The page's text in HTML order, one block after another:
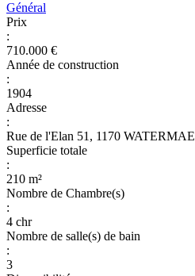
Général
Prix
:
710.000 €
Année de construction
:
1904
Adresse
:
Rue de l'Elan 51, 1170
Superficie totale
:
210 m²
Nombre de Chambre(s)
:
4 chr
Nombre de salle(s) de bain
:
3